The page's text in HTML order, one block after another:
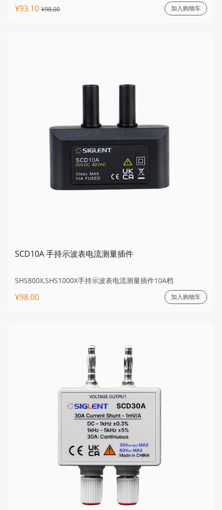
¥93.10 ¥98.00 加入购物车
SCD10A 手持示波表电流测量插件
SHS800X,SHS1000X手持示波表电流测量插件10A档
¥98.00 加入购物车